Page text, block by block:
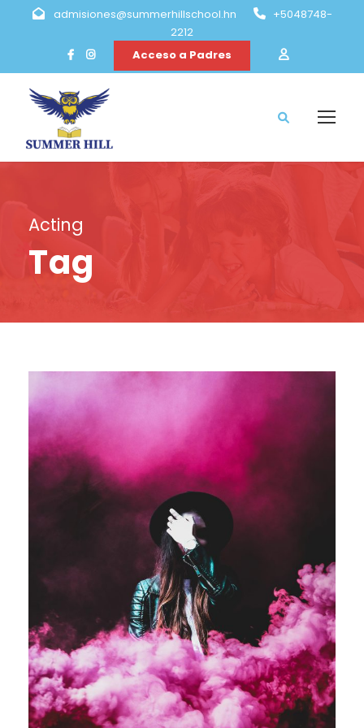
admisiones@summerhillschool.hn
+5048748-
2212
Acceso a Padres
Acting
Tag